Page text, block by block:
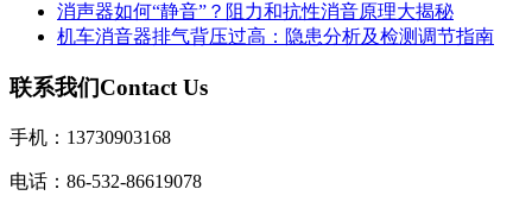
消声器如何“静音”？阻力和抗性消音原理大揭秘
机车消音器排气背压过高：隐患分析及检测调节指南
联系我们Contact Us
手机：13730903168
电话：86-532-86619078